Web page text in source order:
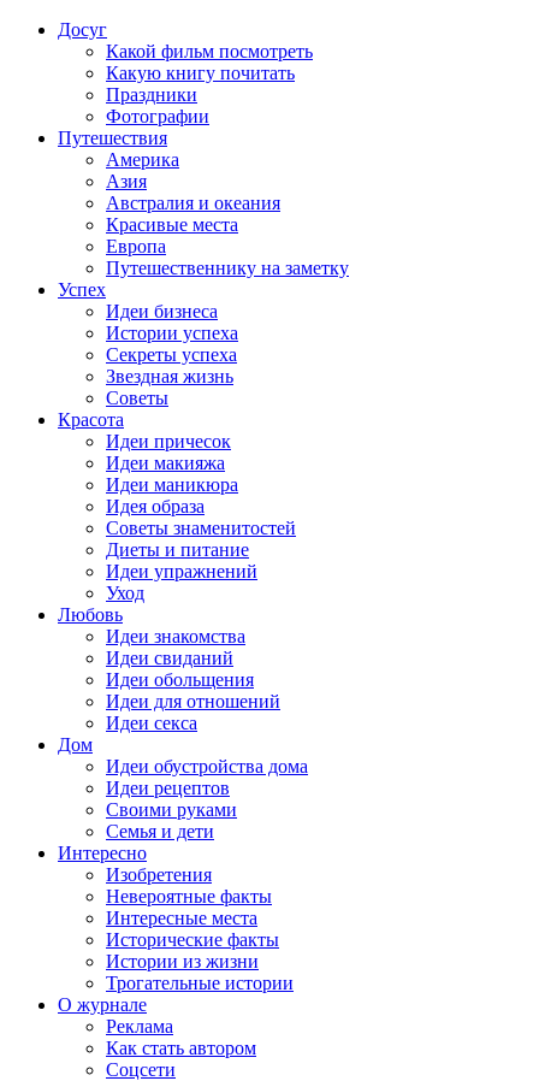
Досуг
Какой фильм посмотреть
Какую книгу почитать
Праздники
Фотографии
Путешествия
Америка
Азия
Австралия и океания
Красивые места
Европа
Путешественнику на заметку
Успех
Идеи бизнеса
Истории успеха
Секреты успеха
Звездная жизнь
Советы
Красота
Идеи причесок
Идеи макияжа
Идеи маникюра
Идея образа
Советы знаменитостей
Диеты и питание
Идеи упражнений
Уход
Любовь
Идеи знакомства
Идеи свиданий
Идеи обольщения
Идеи для отношений
Идеи секса
Дом
Идеи обустройства дома
Идеи рецептов
Своими руками
Семья и дети
Интересно
Изобретения
Невероятные факты
Интересные места
Исторические факты
Истории из жизни
Трогательные истории
О журнале
Реклама
Как стать автором
Соцсети